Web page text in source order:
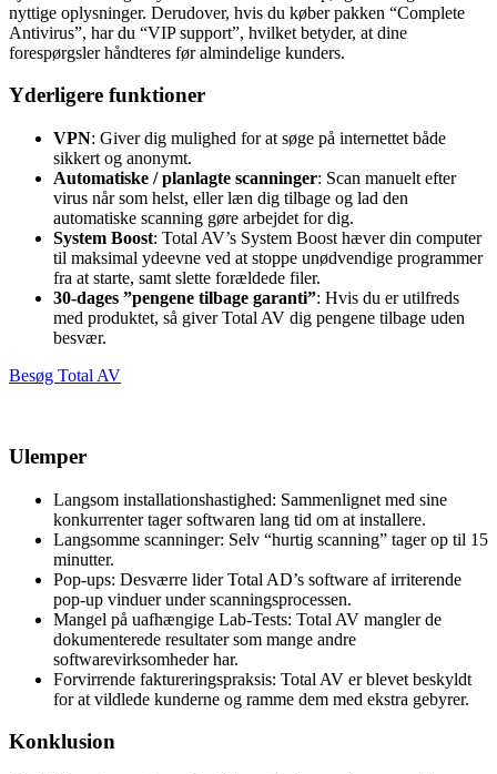
nyttige oplysninger. Derudover, hvis du køber pakken “Complete
Antivirus”, har du “VIP support”, hvilket betyder, at dine
forespørgsler håndteres før almindelige kunders.
Yderligere funktioner
VPN: Giver dig mulighed for at søge på internettet både
sikkert og anonymt.
Automatiske / planlagte scanninger: Scan manuelt efter
virus når som helst, eller læn dig tilbage og lad den
automatiske scanning gøre arbejdet for dig.
System Boost: Total AV’s System Boost hæver din computer
til maksimal ydeevne ved at stoppe unødvendige programmer
fra at starte, samt slette forældede filer.
30-dages ”pengene tilbage garanti”: Hvis du er utilfreds
med produktet, så giver Total AV dig pengene tilbage uden
besvær.
Besøg Total AV
Ulemper
Langsom installationshastighed: Sammenlignet med sine
konkurrenter tager softwaren lang tid om at installere.
Langsomme scanninger: Selv “hurtig scanning” tager op til 15
minutter.
Pop-ups: Desværre lider Total AD’s software af irriterende
pop-up vinduer under scanningsprocessen.
Mangel på uafhængige Lab-Tests: Total AV mangler de
dokumenterede resultater som mange andre
softwarevirksomheder har.
Forvirrende faktureringspraksis: Total AV er blevet beskyldt
for at vildlede kunderne og ramme dem med ekstra gebyrer.
Konklusion